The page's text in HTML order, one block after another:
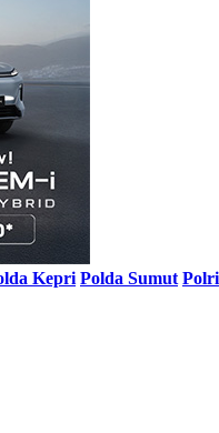
Kepri Polda Sumut Polri